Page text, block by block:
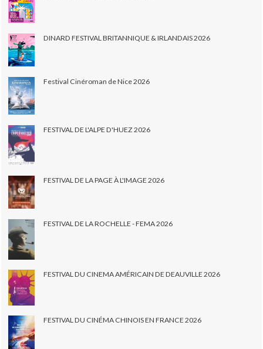
DINARD FESTIVAL BRITANNIQUE & IRLANDAIS 2026
Festival Cinéroman de Nice 2026
FESTIVAL DE L'ALPE D'HUEZ 2026
FESTIVAL DE LA PAGE À L'IMAGE 2026
FESTIVAL DE LA ROCHELLE - FEMA 2026
FESTIVAL DU CINEMA AMÉRICAIN DE DEAUVILLE 2026
FESTIVAL DU CINÉMA CHINOIS EN FRANCE 2026